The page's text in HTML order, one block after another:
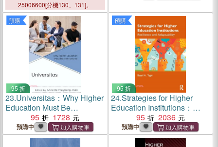
25006600[分機130、131]。
預購
95 折
23.Universitas：Why Higher
Education Must Be
International
95 1728
預購中
預購
95 折
24.Strategies for Higher
Education Institutions：
Resilience and Adaptability
95 2036
預購中